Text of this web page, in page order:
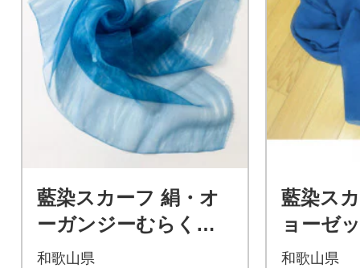
藍染スカーフ 絹・オ
ーガンジーむらく
も N453
和歌山県
藍染ス
ョーゼ
和歌山県